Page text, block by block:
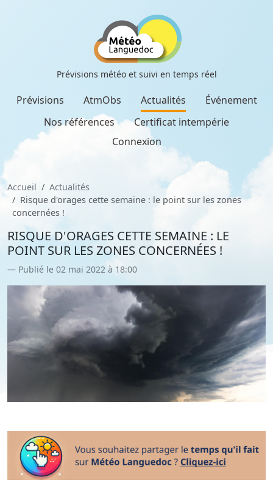
Prévisions météo et suivi en temps réel
Prévisions AtmObs Actualités
Événement
Nos références
Certificat intempérie
Connexion
Accueil
Actualités
Risque d'orages cette semaine : le point sur les zones
concernées !
RISQUE D'ORAGES CETTE SEMAINE : LE
POINT SUR LES ZONES CONCERNÉES !
Publié le 02 mai 2022 à 18:00